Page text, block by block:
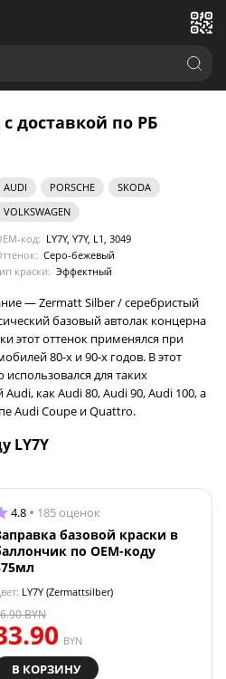
доставкой по РБ
AUDI PORSCHE
SKODA
VOLKSWAGEN
код: LY7Y, Y7Y, L1, 3049
Серо-бежевый
краски: Эффектный
— Zermatt Silber / серебристый
базовый автолак концерна
этот оттенок применялся при
80-х и 90-х годов. В этот
для таких
как Audi 80, Audi 90, Audi 100, а
Audi Coupe и Quattro.
LY7Y
4.8 185 оценок
базовой краски в
по OEM-коду
LY7Y (Zermattsilber)
BYN
BYN
В КОРЗИНУ